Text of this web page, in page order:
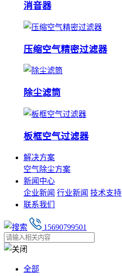
消音器
压缩空气精密过滤器
除尘滤筒
板框空气过滤器
解决方案
空气除尘方案
新闻中心
企业新闻 行业新闻 技术支持
联系我们
15690799501
全部